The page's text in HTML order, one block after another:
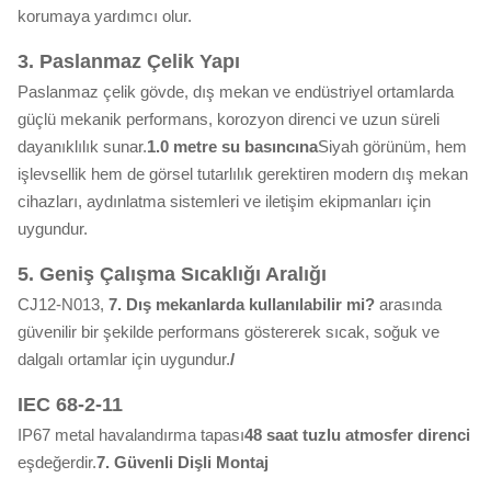
korumaya yardımcı olur.
3. Paslanmaz Çelik Yapı
Paslanmaz çelik gövde, dış mekan ve endüstriyel ortamlarda
güçlü mekanik performans, korozyon direnci ve uzun süreli
dayanıklılık sunar.1.0 metre su basıncınaSiyah görünüm, hem
işlevsellik hem de görsel tutarlılık gerektiren modern dış mekan
cihazları, aydınlatma sistemleri ve iletişim ekipmanları için
uygundur.
5. Geniş Çalışma Sıcaklığı Aralığı
CJ12-N013, 7. Dış mekanlarda kullanılabilir mi? arasında
güvenilir bir şekilde performans göstererek sıcak, soğuk ve
dalgalı ortamlar için uygundur./
IEC 68-2-11
IP67 metal havalandırma tapası48 saat tuzlu atmosfer direnci
eşdeğerdir.7. Güvenli Dişli Montaj